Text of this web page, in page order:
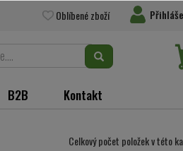
Oblíbené zboží
B2B Kontakt
Celkový počet položek v této